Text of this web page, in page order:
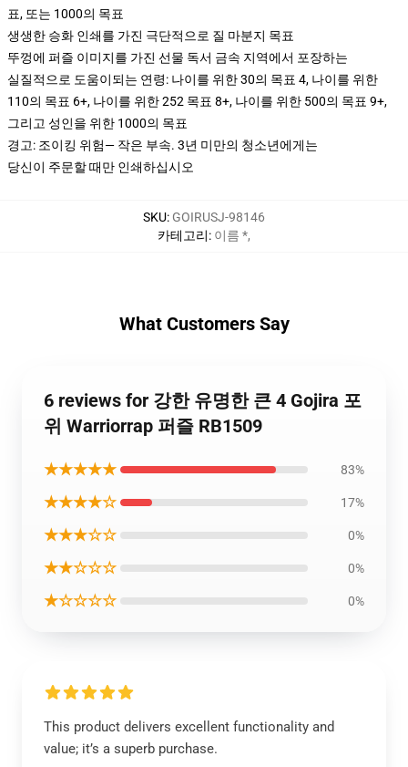
표, 또는 1000의 목표
생생한 승화 인쇄를 가진 극단적으로 질 마분지 목표
뚜껑에 퍼즐 이미지를 가진 선물 독서 금속 지역에서 포장하는
실질적으로 도움이되는 연령: 나이를 위한 30의 목표 4, 나이를 위한
110의 목표 6+, 나이를 위한 252 목표 8+, 나이를 위한 500의 목표 9+,
그리고 성인을 위한 1000의 목표
경고: 조이킹 위험— 작은 부속. 3년 미만의 청소년에게는
당신이 주문할 때만 인쇄하십시오
SKU: GOIRUSJ-98146
카테고리: 이름 *,
What Customers Say
6 reviews for 강한 유명한 큰 4 Gojira 포
위 Warriorrap 퍼즐 RB1509
★★★★★ 83%
★★★★☆ 17%
★★★☆☆ 0%
★★☆☆☆ 0%
★☆☆☆☆ 0%
This product delivers excellent functionality and
value; it’s a superb purchase.